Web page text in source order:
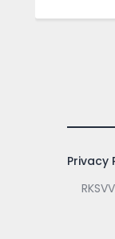
Privacy